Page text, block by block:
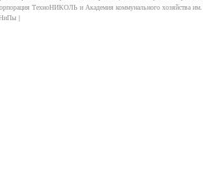
ТехноНИКОЛЬ и Академия коммунального хозяйства
|